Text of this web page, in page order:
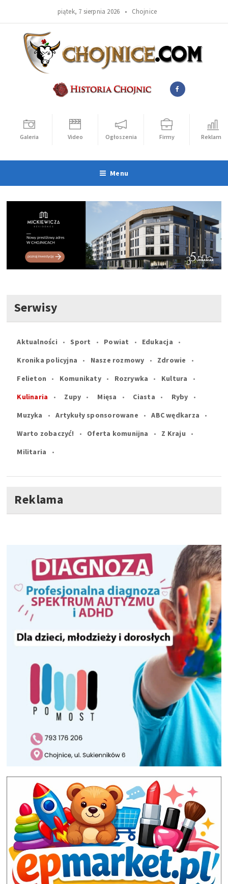
piątek, 7 sierpnia 2026 • Chojnice
Galeria Video Ogłoszenia Firmy Reklama
Menu
Serwisy
Aktualności Sport Powiat
Edukacja
Kronika policyjna
Nasze rozmowy
Zdrowie
Felieton
Komunikaty Rozrywka
Kultura
Kulinaria
Zupy Mięsa Ciasta
Ryby
Muzyka
Artykuły sponsorowane
ABC wędkarza
Warto zobaczyć!
Oferta komunijna
Z Kraju
Militaria
Reklama